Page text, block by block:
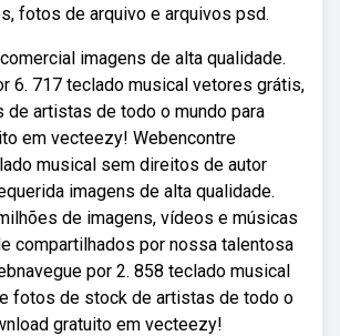
fotos de arquivo e arquivos psd.
imagens de alta qualidade.
6. 717 teclado musical vetores grátis,
de artistas de todo o mundo para
em vecteezy! Webencontre
musical sem direitos de autor
imagens de alta qualidade.
de imagens, vídeos e músicas
compartilhados por nossa talentosa
por 2. 858 teclado musical
fotos de stock de artistas de todo o
gratuito em vecteezy!